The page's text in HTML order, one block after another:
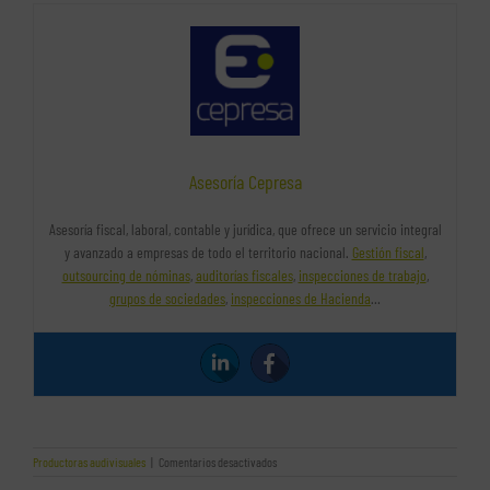
Asesoría Cepresa
Asesoría fiscal, laboral, contable y jurídica, que ofrece un servicio integral
y avanzado a empresas de todo el territorio nacional. Gestión fiscal,
outsourcing de nóminas,auditorías fiscales, inspecciones de trabajo,
grupos de sociedades, inspecciones de Hacienda…
Productoras audivisuales | Comentarios desactivadosen